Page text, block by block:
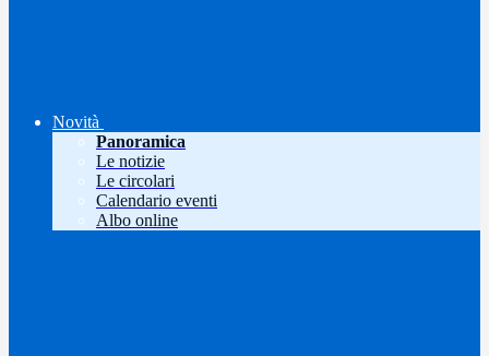
Novità
Panoramica
Le notizie
Le circolari
Calendario eventi
Albo online